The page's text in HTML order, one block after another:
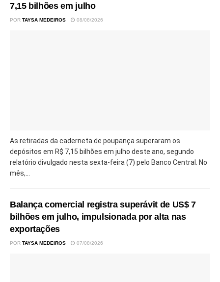
7,15 bilhões em julho
POR TAYSA MEDEIROS 08/08/2026
As retiradas da caderneta de poupança superaram os
depósitos em R$ 7,15 bilhões em julho deste ano, segundo
relatório divulgado nesta sexta-feira (7) pelo Banco Central. No
mês,...
Balança comercial registra superávit de US$ 7
bilhões em julho, impulsionada por alta nas
exportações
POR TAYSA MEDEIROS 07/08/2026